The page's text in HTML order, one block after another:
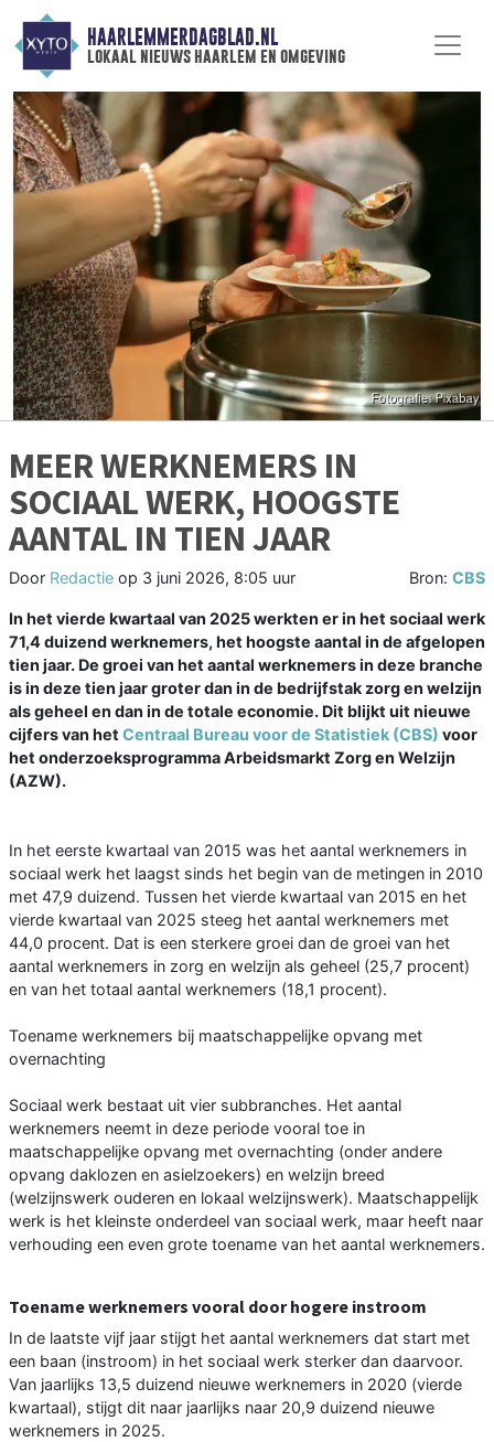
HAARLEMMERDAGBLAD.NL
lokaal nieuws haarlem en omgeving
MEER WERKNEMERS IN
SOCIAAL WERK, HOOGSTE
AANTAL IN TIEN JAAR
Door Redactie op 3 juni 2026, 8:05 uur Bron: CBS
In het vierde kwartaal van 2025 werkten er in het sociaal werk
71,4 duizend werknemers, het hoogste aantal in de afgelopen
tien jaar. De groei van het aantal werknemers in deze branche
is in deze tien jaar groter dan in de bedrijfstak zorg en welzijn
als geheel en dan in de totale economie. Dit blijkt uit nieuwe
cijfers van het Centraal Bureau voor de Statistiek (CBS) voor
het onderzoeksprogramma Arbeidsmarkt Zorg en Welzijn
(AZW).
In het eerste kwartaal van 2015 was het aantal werknemers in
sociaal werk het laagst sinds het begin van de metingen in 2010
met 47,9 duizend. Tussen het vierde kwartaal van 2015 en het
vierde kwartaal van 2025 steeg het aantal werknemers met
44,0 procent. Dat is een sterkere groei dan de groei van het
aantal werknemers in zorg en welzijn als geheel (25,7 procent)
en van het totaal aantal werknemers (18,1 procent).
Toename werknemers bij maatschappelijke opvang met
overnachting
Sociaal werk bestaat uit vier subbranches. Het aantal
werknemers neemt in deze periode vooral toe in
maatschappelijke opvang met overnachting (onder andere
opvang daklozen en asielzoekers) en welzijn breed
(welzijnswerk ouderen en lokaal welzijnswerk). Maatschappelijk
werk is het kleinste onderdeel van sociaal werk, maar heeft naar
verhouding een even grote toename van het aantal werknemers.
Toename werknemers vooral door hogere instroom
In de laatste vijf jaar stijgt het aantal werknemers dat start met
een baan (instroom) in het sociaal werk sterker dan daarvoor.
Van jaarlijks 13,5 duizend nieuwe werknemers in 2020 (vierde
kwartaal), stijgt dit naar jaarlijks naar 20,9 duizend nieuwe
werknemers in 2025.